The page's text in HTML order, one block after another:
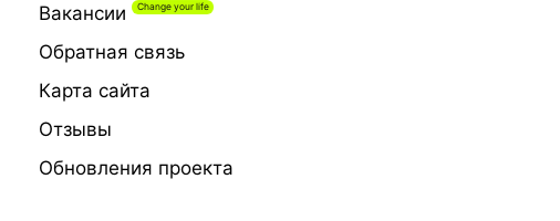
Вакансии
Обратная связь
Карта сайта
Отзывы
Обновления проекта